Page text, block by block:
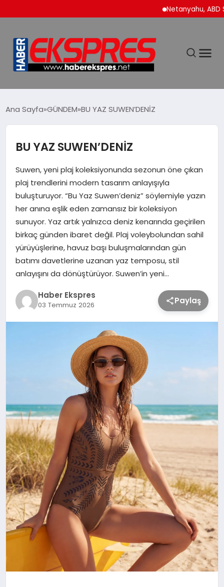
Netanyahu, ABD
SPOR
YAŞAM
TEKNOLOJİ
MAGAZİN
Ana Sayfa GÜNDEM BU YAZ SUWEN’DENİZ
BU YAZ SUWEN’DENİZ
Suwen, yeni plaj koleksiyonunda sezonun öne çıkan
plaj trendlerini modern tasarım anlayışıyla
buluşturuyor. “Bu Yaz Suwen’deniz” söylemiyle yazın
her anına eşlik eden zamansız bir koleksiyon
sunuyor. Yaz artık yalnızca deniz kenarında geçirilen
birkaç günden ibaret değil. Plaj voleybolundan sahil
yürüyüşlerine, havuz başı buluşmalarından gün
batımı davetlerine uzanan yaz temposu, stil
anlayışını da dönüştürüyor. Suwen’in yeni…
Haber Ekspres
03 Temmuz 2026 Paylaş